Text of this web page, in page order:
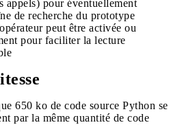
appels) pour éventuellement
de recherche du prototype
peut être activée ou
pour faciliter la lecture
650 ko de code source Python se
par la même quantité de code